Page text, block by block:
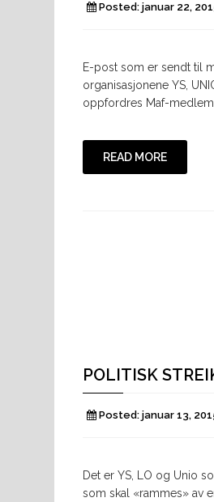
Posted: januar 22,
E-post som er sendt til
organisasjonene YS,
oppfordres Maf-
READ MORE
POLITISK
Posted: januar 13,
Det er YS, LO og Unio
som skal «rammes» av